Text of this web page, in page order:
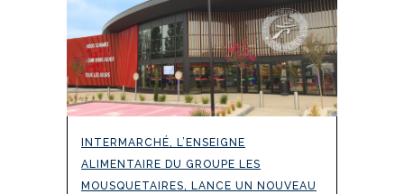
INTERMARCHÉ, L’ENSEIGNE
ALIMENTAIRE DU GROUPE LES
MOUSQUETAIRES, LANCE UN NOUVEAU